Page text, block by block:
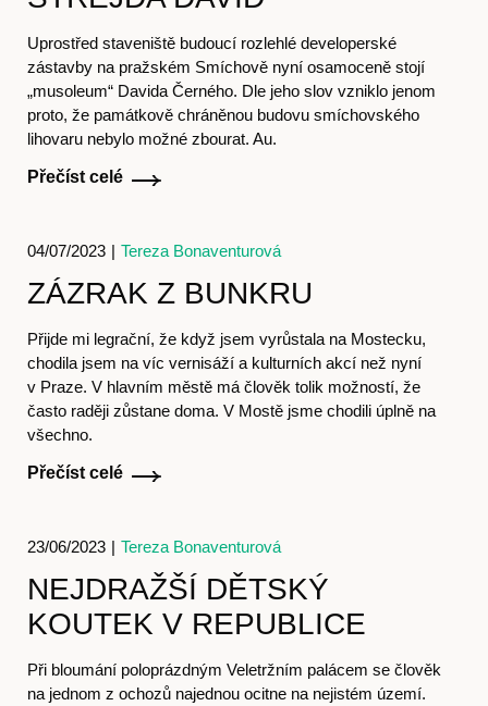
Akce
O nás
Obchod
Uprostřed staveniště budoucí rozlehlé developerské
zástavby na pražském Smíchově nyní osamoceně stojí
„musoleum“ Davida Černého. Dle jeho slov vzniklo jenom
proto, že památkově chráněnou budovu smíchovského
lihovaru nebylo možné zbourat. Au.
Přečíst celé
04/07/2023 | Tereza Bonaventurová
ZÁZRAK Z BUNKRU
Přijde mi legrační, že když jsem vyrůstala na Mostecku,
chodila jsem na víc vernisáží a kulturních akcí než nyní
v Praze. V hlavním městě má člověk tolik možností, že
často raději zůstane doma. V Mostě jsme chodili úplně na
všechno.
Přečíst celé
23/06/2023 | Tereza Bonaventurová
NEJDRAŽŠÍ DĚTSKÝ
KOUTEK V REPUBLICE
Při bloumání poloprázdným Veletržním palácem se člověk
na jednom z ochozů najednou ocitne na nejistém území.